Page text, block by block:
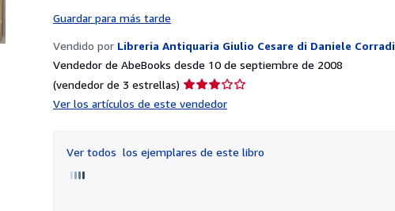
Guardar para más tarde
Vendido por Libreria Antiquaria Giulio Cesare di Daniele Corradi
Vendedor de AbeBooks desde 10 de septiembre de 2008
(vendedor de 3 estrellas) Calificación
Ver los artículos de este vendedor
Ver todos los ejemplares de este libro